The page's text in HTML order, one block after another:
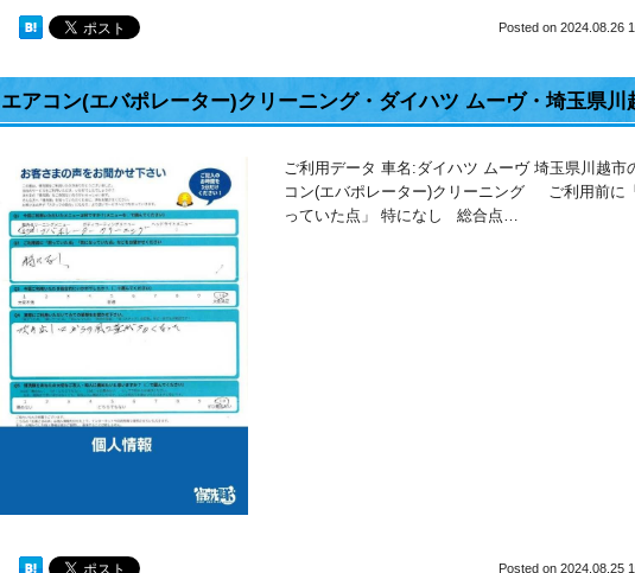
Posted on 2024.08.26
エアコン(エバポレーター)クリーニング・ダイハツ ムーヴ・埼玉県川
ご利用データ 車名:ダイハツ ムーヴ 埼玉県川越市
コン(エバポレーター)クリーニング ご利用前に
っていた点」 特になし 総合点…
Posted on 2024.08.25